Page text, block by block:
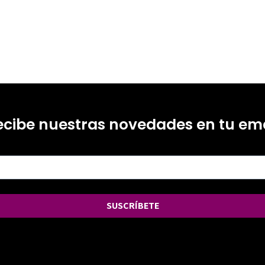
nuestras novedades en tu
SUSCRÍBETE